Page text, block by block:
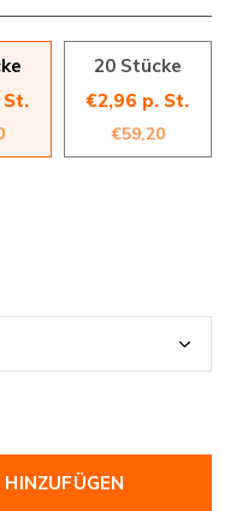
St.
20 Stücke
€2,96 p. St.
€59,20